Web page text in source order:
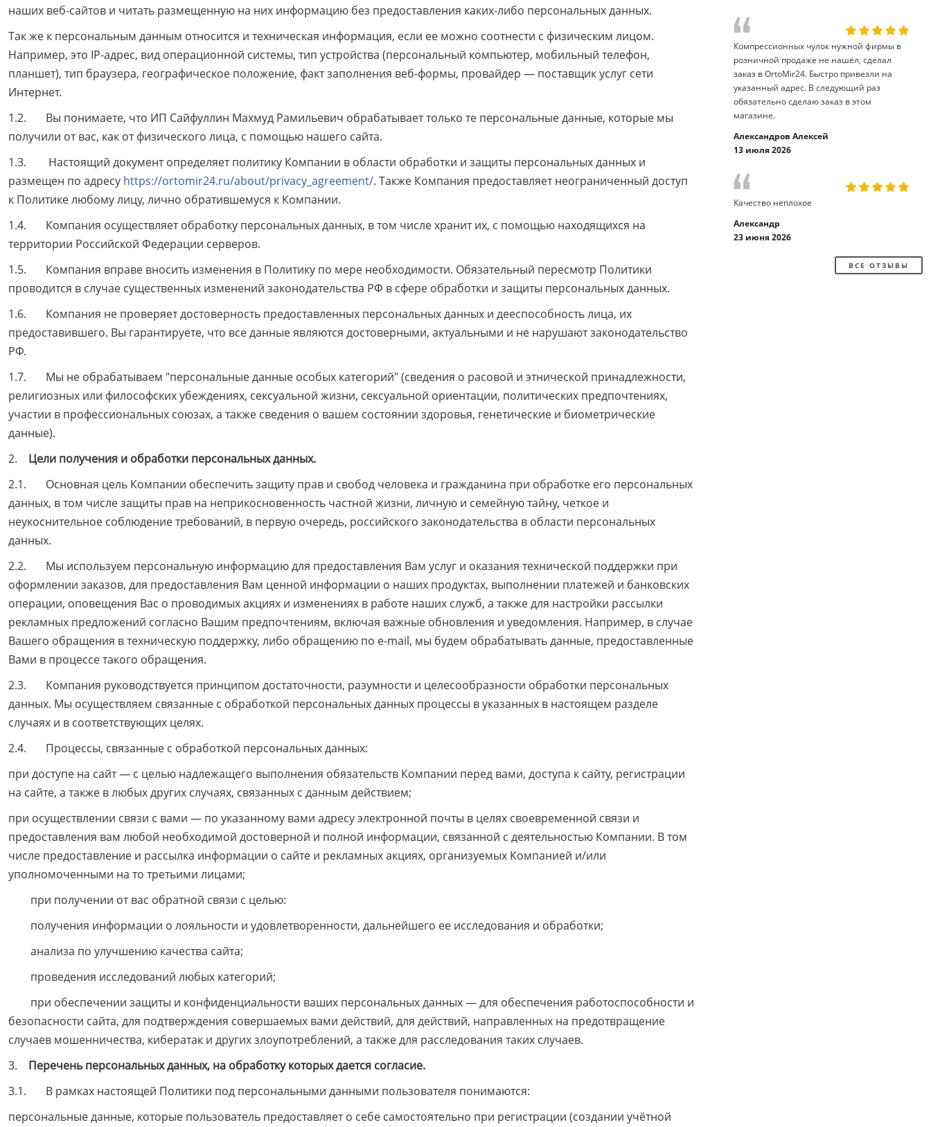
наших веб-сайтов и читать размещенную на них информацию без предоставления каких-либо персональных данных.
Так же к персональным данным относится и техническая информация, если ее можно соотнести с физическим лицом.
Например, это IP-адрес, вид операционной системы, тип устройства (персональный компьютер, мобильный телефон,
планшет), тип браузера, географическое положение, факт заполнения веб-формы, провайдер — поставщик услуг сети
Интернет.
1.2. Вы понимаете, что ИП Сайфуллин Махмуд Рамильевич обрабатывает только те персональные данные, которые мы
получили от вас, как от физического лица, с помощью нашего сайта.
1.3. Настоящий документ определяет политику Компании в области обработки и защиты персональных данных и
размещен по адресу https://ortomir24.ru/about/privacy_agreement/. Также Компания предоставляет неограниченный доступ
к Политике любому лицу, лично обратившемуся к Компании.
1.4. Компания осуществляет обработку персональных данных, в том числе хранит их, с помощью находящихся на
территории Российской Федерации серверов.
1.5. Компания вправе вносить изменения в Политику по мере необходимости. Обязательный пересмотр Политики
проводится в случае существенных изменений законодательства РФ в сфере обработки и защиты персональных данных.
1.6. Компания не проверяет достоверность предоставленных персональных данных и дееспособность лица, их
предоставившего. Вы гарантируете, что все данные являются достоверными, актуальными и не нарушают законодательство
РФ.
1.7. Мы не обрабатываем "персональные данные особых категорий" (сведения о расовой и этнической принадлежности,
религиозных или философских убеждениях, сексуальной жизни, сексуальной ориентации, политических предпочтениях,
участии в профессиональных союзах, а также сведения о вашем состоянии здоровья, генетические и биометрические
данные).
2. Цели получения и обработки персональных данных.
2.1. Основная цель Компании обеспечить защиту прав и свобод человека и гражданина при обработке его персональных
данных, в том числе защиты прав на неприкосновенность частной жизни, личную и семейную тайну, четкое и
неукоснительное соблюдение требований, в первую очередь, российского законодательства в области персональных
данных.
2.2. Мы используем персональную информацию для предоставления Вам услуг и оказания технической поддержки при
оформлении заказов, для предоставления Вам ценной информации о наших продуктах, выполнении платежей и банковских
операции, оповещения Вас о проводимых акциях и изменениях в работе наших служб, а также для настройки рассылки
рекламных предложений согласно Вашим предпочтениям, включая важные обновления и уведомления. Например, в случае
Вашего обращения в техническую поддержку, либо обращению по e-mail, мы будем обрабатывать данные, предоставленные
Вами в процессе такого обращения.
2.3. Компания руководствуется принципом достаточности, разумности и целесообразности обработки персональных
данных. Мы осуществляем связанные с обработкой персональных данных процессы в указанных в настоящем разделе
случаях и в соответствующих целях.
2.4. Процессы, связанные с обработкой персональных данных:
при доступе на сайт — с целью надлежащего выполнения обязательств Компании перед вами, доступа к сайту, регистрации
на сайте, а также в любых других случаях, связанных с данным действием;
при осуществлении связи с вами — по указанному вами адресу электронной почты в целях своевременной связи и
предоставления вам любой необходимой достоверной и полной информации, связанной с деятельностью Компании. В том
числе предоставление и рассылка информации о сайте и рекламных акциях, организуемых Компанией и/или
уполномоченными на то третьими лицами;
при получении от вас обратной связи с целью:
получения информации о лояльности и удовлетворенности, дальнейшего ее исследования и обработки;
анализа по улучшению качества сайта;
проведения исследований любых категорий;
при обеспечении защиты и конфиденциальности ваших персональных данных — для обеспечения работоспособности и
безопасности сайта, для подтверждения совершаемых вами действий, для действий, направленных на предотвращение
случаев мошенничества, кибератак и других злоупотреблений, а также для расследования таких случаев.
3. Перечень персональных данных, на обработку которых дается согласие.
3.1. В рамках настоящей Политики под персональными данными пользователя понимаются:
персональные данные, которые пользователь предоставляет о себе самостоятельно при регистрации (создании учётной
Компрессионных чулок нужной фирмы в
розничной продаже не нашёл, сделал
заказ в OrtoMir24. Быстро привезли на
указанный адрес. В следующий раз
обязательно сделаю заказ в этом
магазине.
Александров Алексей
13 июля 2026
Качество неплохое
Александр
23 июня 2026
ВСЕ ОТЗЫВЫ